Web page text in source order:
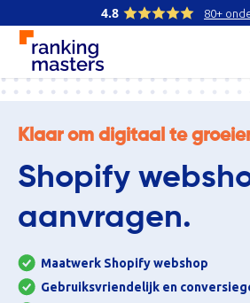
4.8 80+
Klaar om digitaal te
Shopify
aanvragen.
Maatwerk Shopify webshop
Gebruiksvriendelijk en